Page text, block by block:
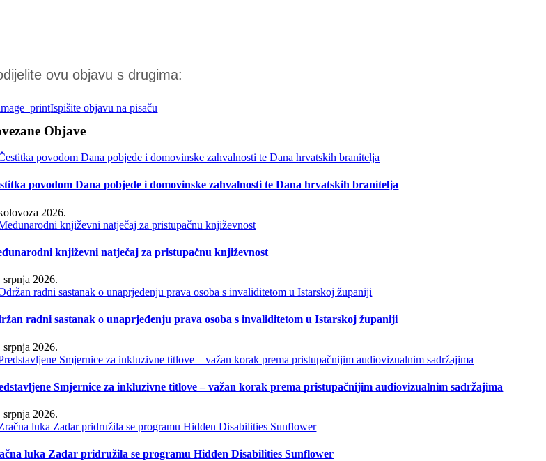
ovu objavu s drugima:
Ispišite objavu na pisaču
Objave
povodom Dana pobjede i domovinske zahvalnosti te Dana hrvatskih branitelja
2026.
književni natječaj za pristupačnu književnost
srpnja 2026.
radni sastanak o unaprjeđenju prava osoba s invaliditetom u Istarskoj županiji
srpnja 2026.
Smjernice za inkluzivne titlove – važan korak prema pristupačnijim audiovizualnim sadržajima
srpnja 2026.
luka Zadar pridružila se programu Hidden Disabilities Sunflower